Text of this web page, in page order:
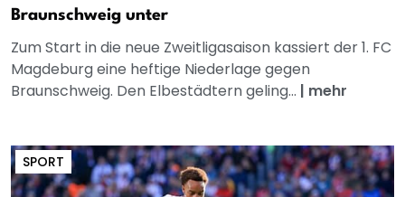
Braunschweig unter
Zum Start in die neue Zweitligasaison kassiert der 1. FC
Magdeburg eine heftige Niederlage gegen
Braunschweig. Den Elbestädtern geling... | mehr
SPORT